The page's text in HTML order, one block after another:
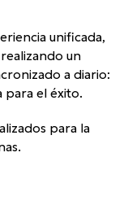
unificada,
un
a diario:
para el éxito.
para la